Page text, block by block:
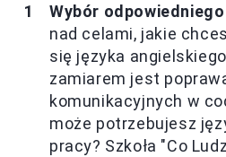
Wybór
nad celami, jakie
się języka
zamiarem jest
komunikacyjnych w
może potrzebujesz
pracy? Szkoła "Co